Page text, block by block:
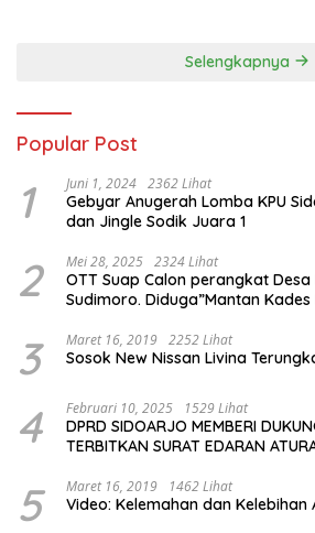
Selengkapnya
Popular Post
1 Juni 1, 2024 2362 Lihat
Gebyar Anugerah Lomba KPU
dan Jingle Sodik Juara 1
2 Mei 28, 2025 2324 Lihat
OTT Suap Calon perangkat Desa Medalem Dan
Sudimoro. Diduga”Mantan
3 Maret 16, 2019 2252 Lihat
Sosok New Nissan Livina
4 Februari 10, 2025 1529 Lihat
DPRD SIDOARJO MEMBERI
TERBITKAN SURAT EDARAN
KELUAR KOTA
5 Maret 16, 2019 1462 Lihat
Video: Kelemahan dan Kelebihan